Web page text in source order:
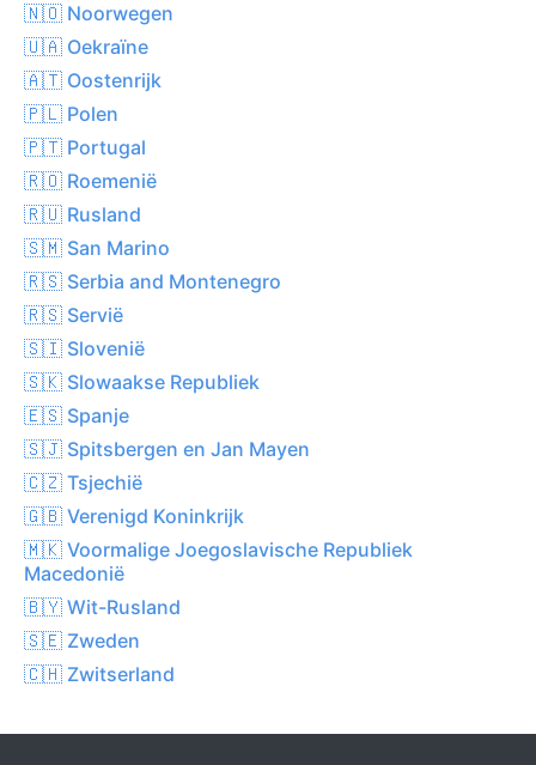
🇳🇴 Noorwegen
🇺🇦 Oekraïne
🇦🇹 Oostenrijk
🇵🇱 Polen
🇵🇹 Portugal
🇷🇴 Roemenië
🇷🇺 Rusland
🇸🇲 San Marino
🇷🇸 Serbia and Montenegro
🇷🇸 Servië
🇸🇮 Slovenië
🇸🇰 Slowaakse Republiek
🇪🇸 Spanje
🇸🇯 Spitsbergen en Jan Mayen
🇨🇿 Tsjechië
🇬🇧 Verenigd Koninkrijk
🇲🇰 Voormalige Joegoslavische Republiek
Macedonië
🇧🇾 Wit-Rusland
🇸🇪 Zweden
🇨🇭 Zwitserland